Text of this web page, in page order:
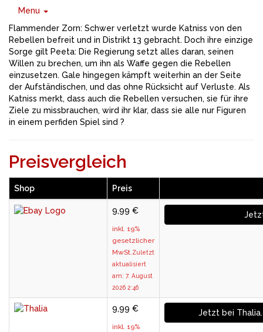
Menu
Flammender Zorn: Schwer verletzt wurde Katniss von den
Rebellen befreit und in Distrikt 13 gebracht. Doch ihre einzige
Sorge gilt Peeta: Die Regierung setzt alles daran, seinen
Willen zu brechen, um ihn als Waffe gegen die Rebellen
einzusetzen. Gale hingegen kämpft weiterhin an der Seite
der Aufständischen, und das ohne Rücksicht auf Verluste. Als
Katniss merkt, dass auch die Rebellen versuchen, sie für ihre
Ziele zu missbrauchen, wird ihr klar, dass sie alle nur Figuren
in einem perfiden Spiel sind ?
Preisvergleich
Shop Preis
9,99 €
inkl. 19%
gesetzlicher
MwSt.Zuletzt
aktualisiert
am: 7. August
2026 2:46
9,99 €
inkl. 19%
Jetzt bei